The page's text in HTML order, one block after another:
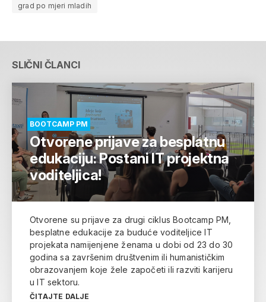
grad po mjeri mladih
SLIČNI ČLANCI
BOOTCAMP PM
Otvorene prijave za besplatnu
edukaciju: Postani IT projektna
voditeljica!
Otvorene su prijave za drugi ciklus Bootcamp PM,
besplatne edukacije za buduće voditeljice IT
projekata namijenjene ženama u dobi od 23 do 30
godina sa završenim društvenim ili humanističkim
obrazovanjem koje žele započeti ili razviti karijeru
u IT sektoru.
ČITAJTE DALJE